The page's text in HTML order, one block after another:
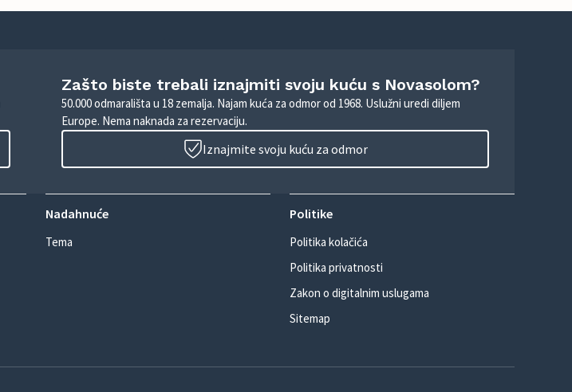
Zašto biste trebali iznajmiti svoju kuću s Novasolom?
50.000 odmarališta u 18 zemalja. Najam kuća za odmor od 1968. Uslužni uredi diljem
Europe. Nema naknada za rezervaciju.
Iznajmite svoju kuću za odmor
Nadahnuće
Tema
Politike
Politika kolačića
Politika privatnosti
Zakon o digitalnim uslugama
Sitemap